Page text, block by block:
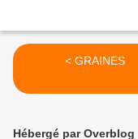
< GRAINES
Hébergé par Overblog